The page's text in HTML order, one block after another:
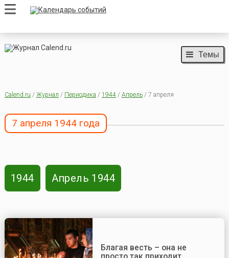
Темы
Calend.ru / Журнал / Периодика / 1944/ Апрель/ 7 апреля
7 апреля 1944 года
1944 Апрель 1944
Благая весть – она не